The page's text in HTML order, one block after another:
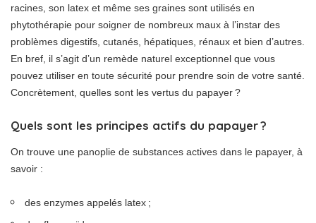
racines, son latex et même ses graines sont utilisés en
phytothérapie pour soigner de nombreux maux à l’instar des
problèmes digestifs, cutanés, hépatiques, rénaux et bien d’autres.
En bref, il s’agit d’un remède naturel exceptionnel que vous
pouvez utiliser en toute sécurité pour prendre soin de votre santé.
Concrètement, quelles sont les vertus du papayer ?
Quels sont les principes actifs du papayer ?
On trouve une panoplie de substances actives dans le papayer, à
savoir :
des enzymes appelés latex ;